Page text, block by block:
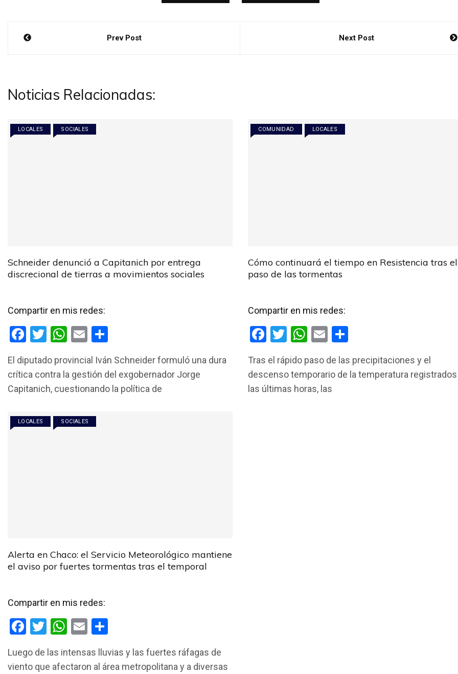
Navegación
Prev Post Next Post
Noticias Relacionadas:
LOCALES SOCIALES
Schneider denunció a Capitanich por entrega
discrecional de tierras a movimientos sociales
Compartir en mis redes:
F
ce
b
o
k
T
tt
er
W
at
s
p
p
E
ail m
p
ar
El diputado provincial Iván Schneider formuló una dura
crítica contra la gestión del exgobernador Jorge
Capitanich, cuestionando la política de
COMUNIDAD LOCALES
Cómo continuará el tiempo en Resistencia tras el
paso de las tormentas
Compartir en mis redes:
F
ce
b
T
tt
er
W
at
s
A
E
ail m
p
Tras el rápido paso de las precipitaciones y el
descenso temporario de la temperatura
las últimas horas, las
LOCALES SOCIALES
Alerta en Chaco: el Servicio Meteorológico mantiene
el aviso por fuertes tormentas tras el temporal
Compartir en mis redes:
F
ce
T
tt
W
at
E
ail m
Luego de las intensas lluvias y las fuertes ráfagas de
viento que afectaron al área metropolitana y a diversas